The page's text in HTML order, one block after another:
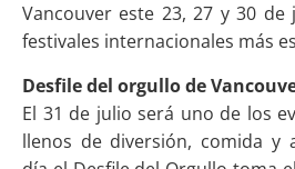
Vancouver este 23, 27 y 30
festivales internacionales más
Desfile del orgullo de
El 31 de julio será uno de los
llenos de diversión, comida y